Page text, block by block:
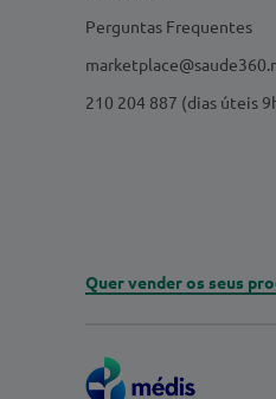
Perguntas Frequentes
210 204 887 (dias úteis
Quer vender os seus